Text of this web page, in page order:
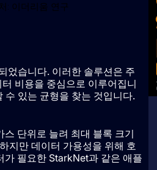
: 이더리움 연구
었습니다. 이러한 솔루션은 주
비용을 중심으로 이루어집니
있는 균형을 찾는 것입니다.
단위로 늘려 최대 블록 크기
지만 데이터 가용성을 위해 호
가 필요한 StarkNet과 같은 애플